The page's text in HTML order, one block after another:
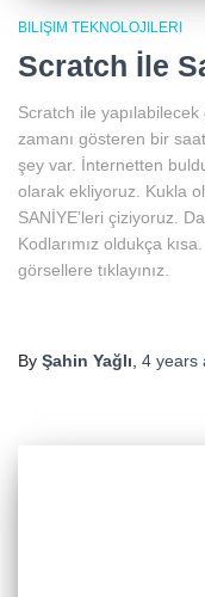
BILIŞIM TEKNOLOJILERI
Scratch İle
Scratch ile
zamanı gösteren bir
şey var. İnternetten
olarak ekliyoruz. Kukla
SANİYE’leri çiziyoruz.
Kodlarımız oldukça
görsellere tıklayınız.
By Şahin Yağlı 4 years